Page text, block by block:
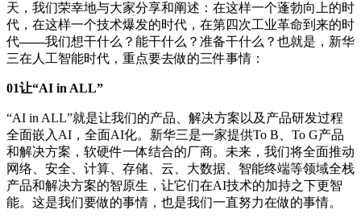
天，我们荣幸地与大家分享和阐述：在这样一个蓬勃向上的时
代，在这样一个技术爆发的时代，在第四次工业革命到来的时
代——我们想干什么？能干什么？准备干什么？也就是，新华
三在人工智能时代，重点要去做的三件事情：
01让“AI in ALL”
“AI in ALL”就是让我们的产品、解决方案以及产品研发过程
全面嵌入AI，全面AI化。新华三是一家提供To B、To G产品
和解决方案，软硬件一体结合的厂商。未来，我们将全面推动
网络、安全、计算、存储、云、大数据、智能终端等领域全栈
产品和解决方案的智原生，让它们在AI技术的加持之下更智
能。这是我们要做的事情，也是我们一直努力在做的事情。